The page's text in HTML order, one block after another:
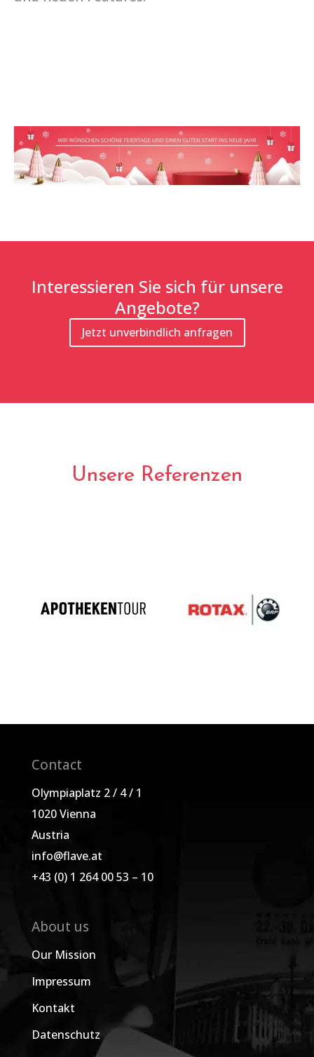
Interessieren Sie sich für unsere
Angebote?
Jetzt unverbindlich anfragen
Unsere Referenzen
Contact
Olympiaplatz 2 / 4 / 1
1020 Vienna
Austria
info@flave.at
+43 (0) 1 264 00 53 – 10
About us
Our Mission
Impressum
Kontakt
Datenschutz